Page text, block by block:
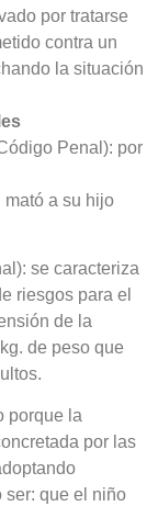
por tratarse
contra un
la situación
Penal): por
mató a su hijo
se caracteriza
riesgos para el
de la
de peso que
porque la
por las
ser: que el niño